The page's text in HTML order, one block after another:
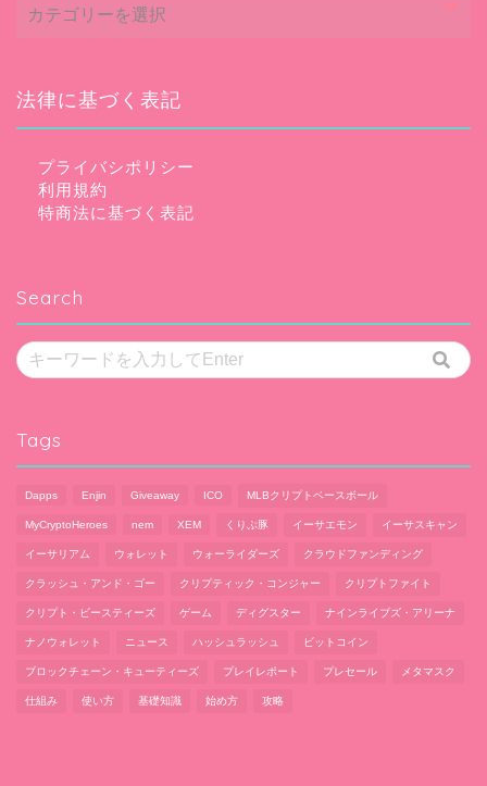
法律に基づく表記
プライバシポリシー
利用規約
特商法に基づく表記
Search
Tags
Dapps Enjin Giveaway ICO MLBクリプトベースボール
MyCryptoHeroes nem XEM くりぷ豚 イーサエモン イーサスキャン
イーサリアム ウォレット ウォーライダーズ クラウドファンディング
クラッシュ・アンド・ゴー クリプティック・コンジャー クリプトファイト
クリプト・ビースティーズ ゲーム ディグスター ナインライブズ・アリーナ
ナノウォレット ニュース ハッシュラッシュ ビットコイン
ブロックチェーン・キューティーズ プレイレポート プレセール メタマスク
仕組み 使い方 基礎知識 始め方 攻略